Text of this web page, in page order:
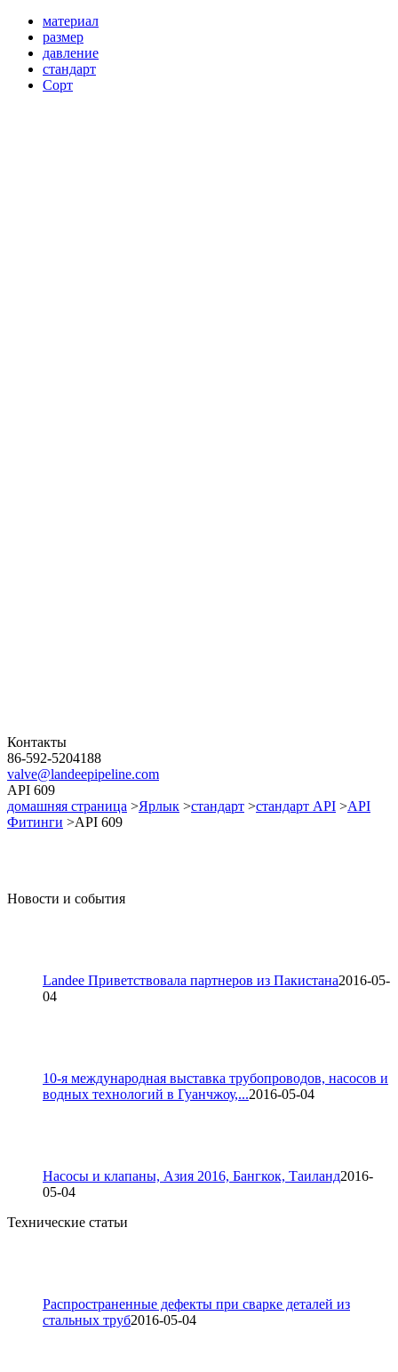
материал
размер
давление
стандарт
Сорт
Контакты
86-592-5204188
valve@landeepipeline.com
API 609
домашняя страница >Ярлык >стандарт >стандарт API >API
Фитинги >API 609
Новости и события
Landee Приветствовала партнеров из Пакистана2016-05-
04
10-я международная выставка трубопроводов, насосов и
водных технологий в Гуанчжоу,...2016-05-04
Насосы и клапаны, Азия 2016, Бангкок, Таиланд2016-
05-04
Технические статьи
Распространенные дефекты при сварке деталей из
стальных труб2016-05-04